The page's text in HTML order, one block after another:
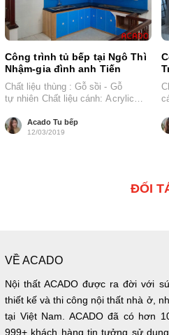
Công trình tủ bếp tại Ngô Thì
Nhậm-gia đình anh Tiến
Chất liệu thùng : Gỗ sồi - Gỗ
tự nhiên Chất liệu cánh: Acrylic
thức...Acado Tu bếp
12/03/2019
ĐỐI
VỀ ACADO
Nội thất ACADO được ra đời với
thiết kế và thi công nội thất nhà ở,
tại Việt Nam. ACADO đã có hơn
999+ khách hàng tin tưởng sử